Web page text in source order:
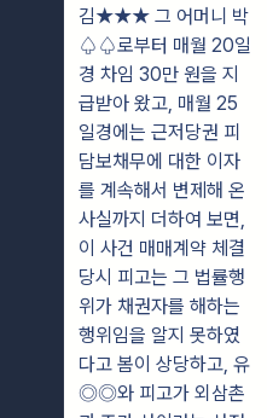
김★★★ 그 어머니 박
♤♤로부터 매월 20일
경 차임 30만 원을 지
급받아 왔고, 매월 25
일경에는 근저당권 피
담보채무에 대한 이자
를 계속해서 변제해 온
사실까지 더하여 보면,
이 사건 매매계약 체결
당시 피고는 그 법률행
위가 채권자를 해하는
행위임을 알지 못하였
다고 봄이 상당하고, 유
◎◎와 피고가 외삼촌